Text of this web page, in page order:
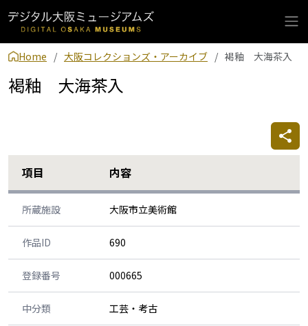
Home 大阪コレクションズ・アーカイブ 褐釉 大海茶入
褐釉 大海茶入
項目 内容
所蔵施設 大阪市立美術館
作品ID 690
登録番号 000665
中分類 工芸・考古